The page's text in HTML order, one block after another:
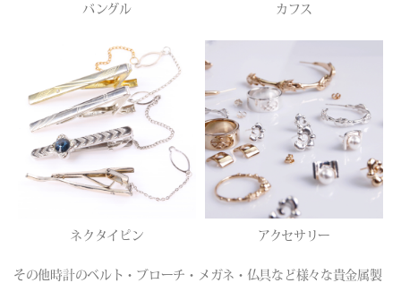
バングル カフス
ネクタイピン アクセサリー
その他時計のベルト・ブローチ・メガネ・仏具など様々な貴金属製